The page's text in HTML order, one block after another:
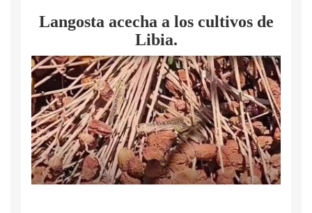
Langosta acecha a los cultivos de
Libia.